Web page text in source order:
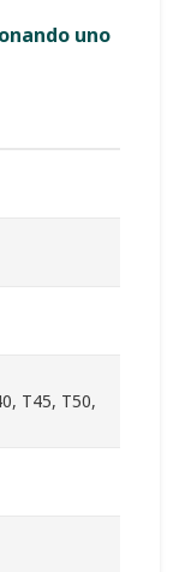
uno
T45, T50,